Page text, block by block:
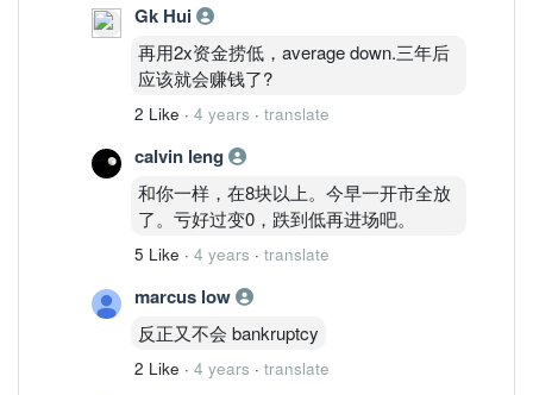
Gk Hui
再用2x资金捞低，average down.三年后
应该就会赚钱了?
2 Like · 4 years · translate
calvin leng
和你一样，在8块以上。今早一开市全放
了。亏好过变0，跌到低再进场吧。
5 Like · 4 years · translate
marcus low
反正又不会 bankruptcy
2 Like · 4 years · translate